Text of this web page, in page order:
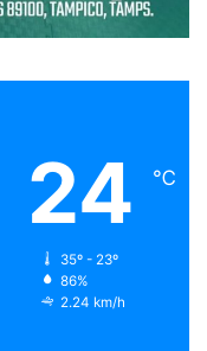
24 ℃
35º - 23º
86%
2.24 km/h